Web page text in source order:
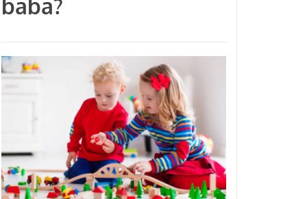
baba?